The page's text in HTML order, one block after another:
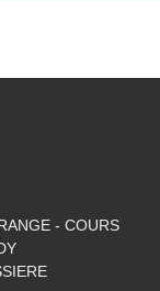
- COURS